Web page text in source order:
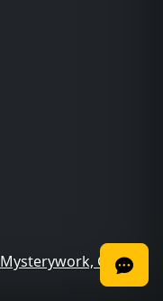
Mysterywork, Co.